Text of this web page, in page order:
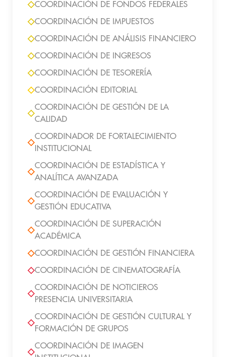
COORDINACIÓN DE FONDOS FEDERALES
COORDINACIÓN DE IMPUESTOS
COORDINACIÓN DE ANÁLISIS FINANCIERO
COORDINACIÓN DE INGRESOS
COORDINACIÓN DE TESORERÍA
COORDINACIÓN EDITORIAL
COORDINACIÓN DE GESTIÓN DE LA
CALIDAD
COORDINADOR DE FORTALECIMIENTO
INSTITUCIONAL
COORDINACIÓN DE ESTADÍSTICA Y
ANALÍTICA AVANZADA
COORDINACIÓN DE EVALUACIÓN Y
GESTIÓN EDUCATIVA
COORDINACIÓN DE SUPERACIÓN
ACADÉMICA
COORDINACIÓN DE GESTIÓN FINANCIERA
COORDINACIÓN DE CINEMATOGRAFÍA
COORDINACIÓN DE NOTICIEROS
PRESENCIA UNIVERSITARIA
COORDINACIÓN DE GESTIÓN CULTURAL Y
FORMACIÓN DE GRUPOS
COORDINACIÓN DE IMAGEN